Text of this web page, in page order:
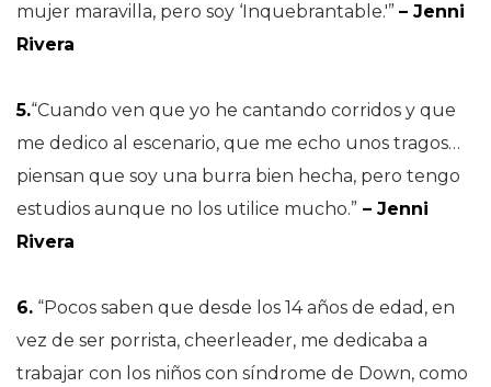
mujer maravilla, pero soy ‘Inquebrantable.'” – Jenni
Rivera
5.“Cuando ven que yo he cantando corridos y que
me dedico al escenario, que me echo unos tragos…
piensan que soy una burra bien hecha, pero tengo
estudios aunque no los utilice mucho.” – Jenni
Rivera
6. “Pocos saben que desde los 14 años de edad, en
vez de ser porrista, cheerleader, me dedicaba a
trabajar con los niños con síndrome de Down, como